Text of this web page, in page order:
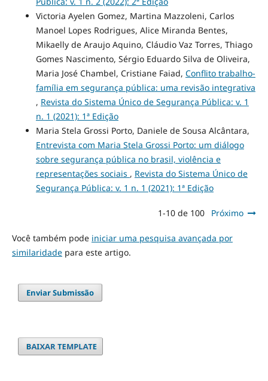
Victoria Ayelen Gomez, Martina Mazzoleni, Carlos
Manoel Lopes Rodrigues, Alice Miranda Bentes,
Mikaelly de Araujo Aquino, Cláudio Vaz Torres, Thiago
Gomes Nascimento, Sérgio Eduardo Silva de Oliveira,
Maria José Chambel, Cristiane Faiad, Conflito trabalho-
família em segurança pública: uma revisão integrativa
, Revista do Sistema Único de Segurança Pública: v. 1
n. 1 (2021): 1ª Edição
Maria Stela Grossi Porto, Daniele de Sousa Alcântara,
Entrevista com Maria Stela Grossi Porto: um diálogo
sobre segurança pública no brasil, violência e
representações sociais , Revista do Sistema Único de
Segurança Pública: v. 1 n. 1 (2021): 1ª Edição
1-10 de 100 Próximo
Você também pode iniciar uma pesquisa avançada por
similaridadepara este artigo.
Enviar Submissão